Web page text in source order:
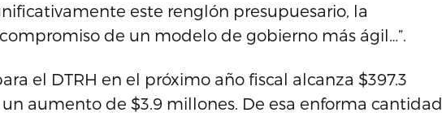
este renglón presupuesario, la
de un modelo de gobierno más ágil…”.
el DTRH en el próximo año fiscal alcanza $397.3
aumento de $3.9 millones. De esa enforma cantidad